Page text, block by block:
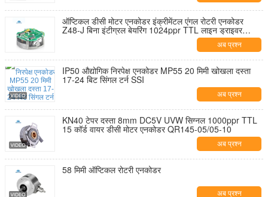
ऑप्टिकल डीसी मोटर एनकोडर इंक्रीमेंटल एंगल रोटरी एनकोडर
Z48-J बिना इंटीग्रल बेयरिंग 1024ppr TTL लाइन ड्राइवर
अब प्रश्न
IP50 औद्योगिक निरपेक्ष एनकोडर MP55 20 मिमी खोखला दस्ता
17-24 बिट सिंगल टर्न SSI
अब प्रश्न
KN40 टेपर दस्ता 8mm DC5V UVW सिग्नल 1000ppr TTL
15 कॉर्ड वायर डीसी मोटर एनकोडर QR145-05/05-10
अब प्रश्न
58 मिमी ऑप्टिकल रोटरी एनकोडर
अब प्रश्न